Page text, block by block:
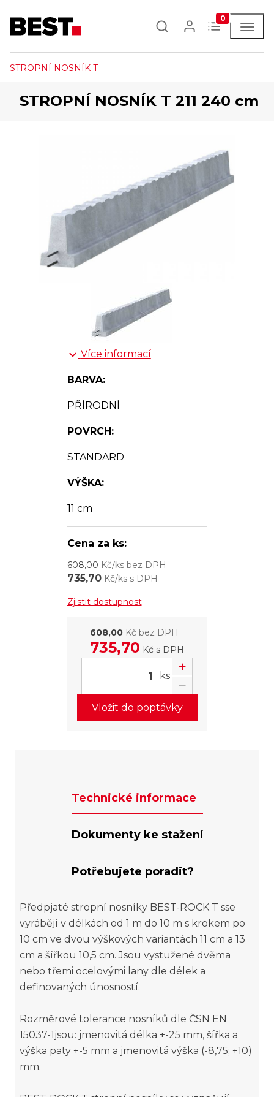
0
STROPNÍ NOSNÍK T
STROPNÍ NOSNÍK T 211 240 cm
Více informací
BARVA:
PŘÍRODNÍ
POVRCH:
STANDARD
VÝŠKA:
11 cm
Cena za ks:
608,00 Kč/ks bez DPH
735,70Kč/ks s DPH
Zjistit dostupnost
608,00 Kč bez DPH
735,70 Kč s DPH
ks
Vložit do poptávky
Technické informace
Dokumenty ke stažení
Potřebujete poradit?
Předpjaté stropní nosníky BEST-ROCK T sse
vyrábějí v délkách od 1 m do 10 m s krokem po
10 cm ve dvou výškových variantách 11 cm a 13
cm a šířkou 10,5 cm. Jsou vystužené dvěma
nebo třemi ocelovými lany dle délek a
definovaných únosností.
Rozměrové tolerance nosníků dle ČSN EN
15037-1jsou: jmenovitá délka +-25 mm, šířka a
výška paty +-5 mm a jmenovitá výška (-8,75; +10)
mm.